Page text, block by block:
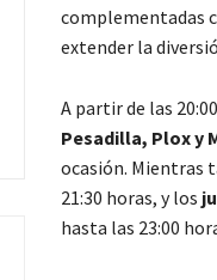
complementadas
extender la
A partir de las
Pesadilla, Plox y
ocasión. Mientras
21:30 horas, y los
hasta las 23:00